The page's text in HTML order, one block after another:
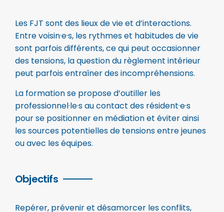
Les FJT sont des lieux de vie et d’interactions.
Entre voisin·e·s, les rythmes et habitudes de vie
sont parfois différents, ce qui peut occasionner
des tensions, la question du règlement intérieur
peut parfois entraîner des incompréhensions.
La formation se propose d’outiller les
professionnel·le·s au contact des résident·e·s
pour se positionner en médiation et éviter ainsi
les sources potentielles de tensions entre jeunes
ou avec les équipes.
Objectifs
Repérer, prévenir et désamorcer les conflits,